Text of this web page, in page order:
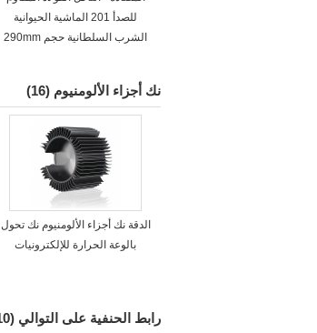
للصدأ 201 الماشية الحيوانية
الشرب السلطانية حجم 290mm
نك أجزاء الألومنيوم (16)
الدقة نك أجزاء الألومنيوم نك تحول
بالوعة الحرارة للإلكترونيات
رابط الحنفية على التوالي (10)